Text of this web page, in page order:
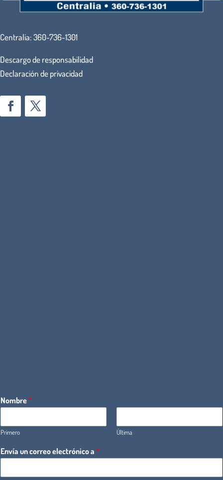
Centralia:360-736-1301
Descargo de responsabilidad
Declaración de privacidad
Nombre*
Primero Última
Envía un correo electrónico a *